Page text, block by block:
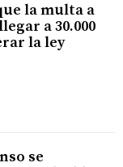
la multa a
a 30.000
la ley
se